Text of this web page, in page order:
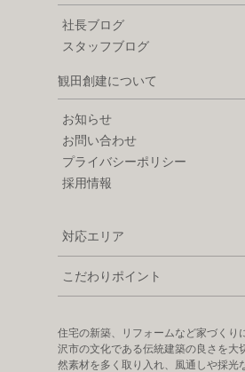
社長ブログ
スタッフブログ
観田創建について
お知らせ
お問い合わせ
プライバシーポリシー
採用情報
対応エリア
こだわりポイント
住宅の新築、リフォームなど家づくり
沢市の文化である伝統建築の良さを大
然素材を多く取り入れ、風通しや採光